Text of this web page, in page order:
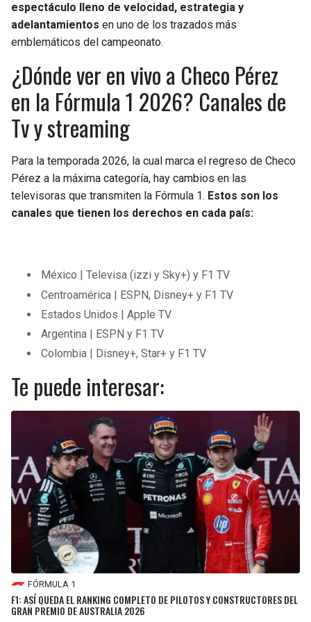
espectáculo lleno de velocidad, estrategia y
adelantamientos en uno de los trazados más
emblemáticos del campeonato.
¿Dónde ver en vivo a Checo Pérez
en la Fórmula 1 2026? Canales de
Tv y streaming
Para la temporada 2026, la cual marca el regreso de Checo
Pérez a la máxima categoría, hay cambios en las
televisoras que transmiten la Fórmula 1. Estos son los
canales que tienen los derechos en cada país:
México | Televisa (izzi y Sky+) y F1 TV
Centroamérica | ESPN, Disney+ y F1 TV
Estados Unidos | Apple TV
Argentina | ESPN y F1 TV
Colombia | Disney+, Star+ y F1 TV
Te puede interesar:
FÓRMULA 1
F1: ASÍ QUEDA EL RANKING COMPLETO DE PILOTOS Y CONSTRUCTORES DEL
GRAN PREMIO DE AUSTRALIA 2026